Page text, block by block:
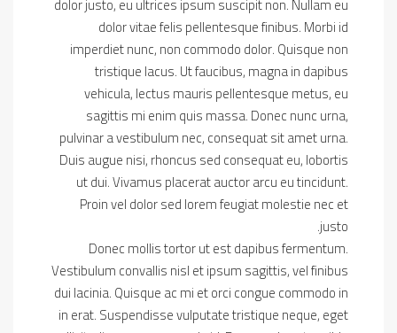
dolor vitae felis pellentesque finibus. Morbi id
imperdiet nunc, non commodo dolor. Quisque non
tristique lacus. Ut faucibus, magna in dapibus
vehicula, lectus mauris pellentesque metus, eu
sagittis mi enim quis massa. Donec nunc urna,
pulvinar a vestibulum nec, consequat sit amet urna.
Duis augue nisi, rhoncus sed consequat eu, lobortis
ut dui. Vivamus placerat auctor arcu eu tincidunt.
Proin vel dolor sed lorem feugiat molestie nec et
justo.
Donec mollis tortor ut est dapibus fermentum.
Vestibulum convallis nisl et ipsum sagittis, vel finibus
dui lacinia. Quisque ac mi et orci congue commodo in
in erat. Suspendisse vulputate tristique neque, eget